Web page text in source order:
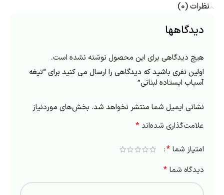
نظرات (0)
دیدگاهها
هیچ دیدگاهی برای این محصول نوشته نشده است.
اولین نفری باشید که دیدگاهی را ارسال می کنید برای “تیغه
آسیاب ایستاده لبنانی”
نشانی ایمیل شما منتشر نخواهد شد. بخش‌های موردنیاز
علامت‌گذاری شده‌اند*
امتیاز شما *
دیدگاه شما *